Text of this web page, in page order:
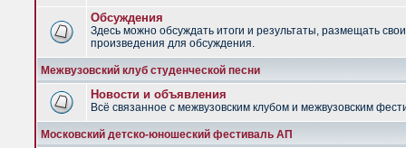
Обсуждения
Здесь можно обсуждать итоги и результаты, размещать
произведения для обсуждения.
Межвузовский клуб студенческой песни
Новости и объявления
Всё связанное с межвузовским клубом и межвузовским
Московский детско-юношеский фестиваль АП